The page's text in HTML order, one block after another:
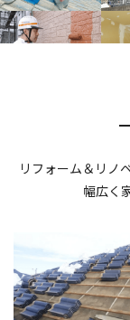
リフォーム＆リノ
幅広く